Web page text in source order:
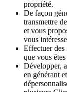
propriété.
De façon
transmettre
et vous
vous
Effectuer des
que vous
Développer,
en générant